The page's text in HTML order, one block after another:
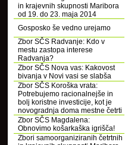
in krajevnih skupnosti Maribora
od 19. do 23. maja 2014
Gosposko še vedno urejamo
Zbor SČS Radvanje: Kdo v
mestu zastopa interese
Radvanja?
Zbor SČS Nova vas: Kakovost
bivanja v Novi vasi se slabša
Zbor SČS Koroška vrata:
Potrebujemo racionalnejše in
bolj koristne investicije, kot je
novogradnja doma mestne četrti
Zbor SČS Magdalena:
Obnovimo košarkaška igrišča!
Zbori samoorganiziranih četrtnih